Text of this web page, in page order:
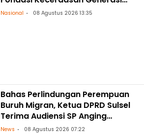
Masa Depan
Nasional 08 Agustus 2026 13:35
Bahas Perlindungan Perempuan
Buruh Migran, Ketua DPRD Sulsel
Terima Audiensi SP Anging
Mammiri
News 08 Agustus 2026 07:22